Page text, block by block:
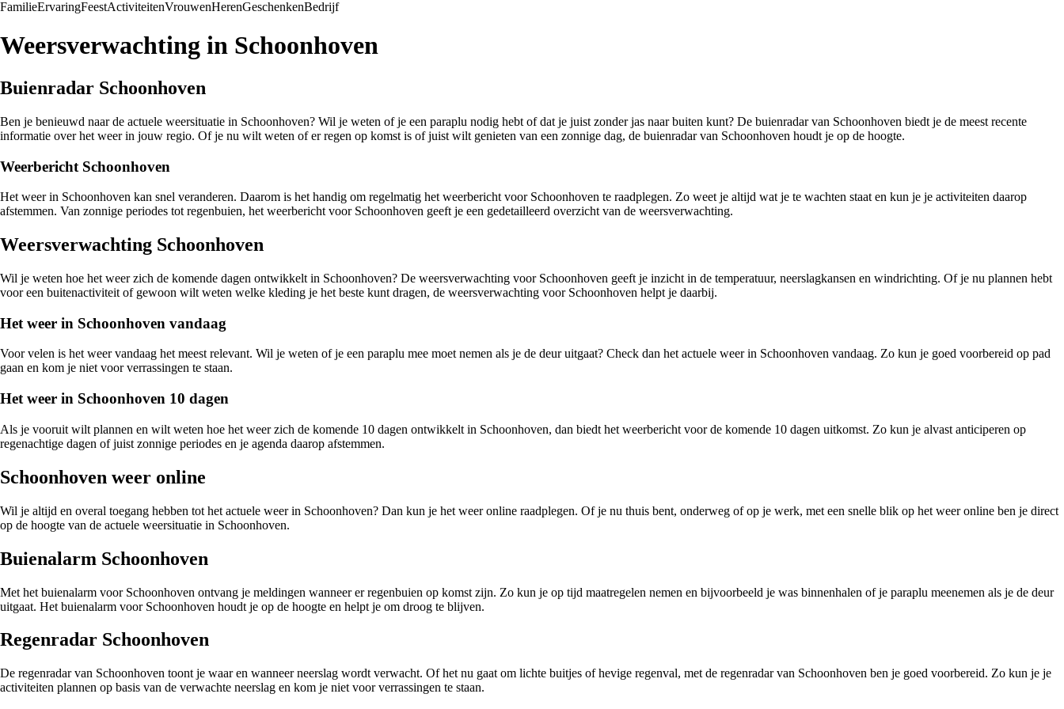
FamilieErvaringFeestActiviteitenVrouwenHerenGeschenkenBedrijf
Weersverwachting in Schoonhoven
Buienradar Schoonhoven
Ben je benieuwd naar de actuele weersituatie in Schoonhoven? Wil je weten of je een paraplu nodig hebt of dat je juist zonder jas naar buiten kunt? De buienradar van Schoonhoven biedt je de meest recente
informatie over het weer in jouw regio. Of je nu wilt weten of er regen op komst is of juist wilt genieten van een zonnige dag, de buienradar van Schoonhoven houdt je op de hoogte.
Weerbericht Schoonhoven
Het weer in Schoonhoven kan snel veranderen. Daarom is het handig om regelmatig het weerbericht voor Schoonhoven te raadplegen. Zo weet je altijd wat je te wachten staat en kun je je activiteiten daarop
afstemmen. Van zonnige periodes tot regenbuien, het weerbericht voor Schoonhoven geeft je een gedetailleerd overzicht van de weersverwachting.
Weersverwachting Schoonhoven
Wil je weten hoe het weer zich de komende dagen ontwikkelt in Schoonhoven? De weersverwachting voor Schoonhoven geeft je inzicht in de temperatuur, neerslagkansen en windrichting. Of je nu plannen hebt
voor een buitenactiviteit of gewoon wilt weten welke kleding je het beste kunt dragen, de weersverwachting voor Schoonhoven helpt je daarbij.
Het weer in Schoonhoven vandaag
Voor velen is het weer vandaag het meest relevant. Wil je weten of je een paraplu mee moet nemen als je de deur uitgaat? Check dan het actuele weer in Schoonhoven vandaag. Zo kun je goed voorbereid op pad
gaan en kom je niet voor verrassingen te staan.
Het weer in Schoonhoven 10 dagen
Als je vooruit wilt plannen en wilt weten hoe het weer zich de komende 10 dagen ontwikkelt in Schoonhoven, dan biedt het weerbericht voor de komende 10 dagen uitkomst. Zo kun je alvast anticiperen op
regenachtige dagen of juist zonnige periodes en je agenda daarop afstemmen.
Schoonhoven weer online
Wil je altijd en overal toegang hebben tot het actuele weer in Schoonhoven? Dan kun je het weer online raadplegen. Of je nu thuis bent, onderweg of op je werk, met een snelle blik op het weer online ben je direct
op de hoogte van de actuele weersituatie in Schoonhoven.
Buienalarm Schoonhoven
Met het buienalarm voor Schoonhoven ontvang je meldingen wanneer er regenbuien op komst zijn. Zo kun je op tijd maatregelen nemen en bijvoorbeeld je was binnenhalen of je paraplu meenemen als je de deur
uitgaat. Het buienalarm voor Schoonhoven houdt je op de hoogte en helpt je om droog te blijven.
Regenradar Schoonhoven
De regenradar van Schoonhoven toont je waar en wanneer neerslag wordt verwacht. Of het nu gaat om lichte buitjes of hevige regenval, met de regenradar van Schoonhoven ben je goed voorbereid. Zo kun je je
activiteiten plannen op basis van de verwachte neerslag en kom je niet voor verrassingen te staan.